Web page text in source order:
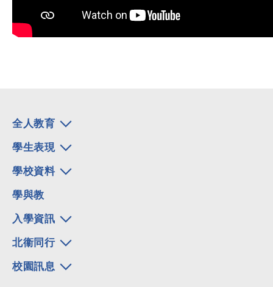
全人教育
學生表現
學校資料
學與教
入學資訊
北衞同行
校園訊息